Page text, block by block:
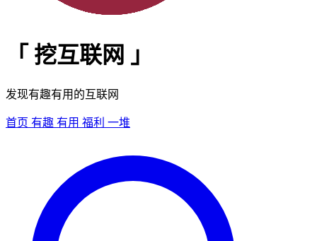
「 挖互联网 」
发现有趣有用的互联网
首页 有趣 有用 福利 一堆